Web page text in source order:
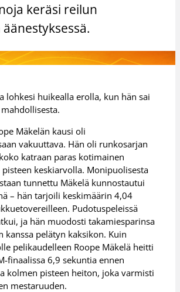
keräsi reilun
lohkesi huikealla erolla, kun hän sai
Mäkelän kausi oli
vakuuttava. Hän oli runkosarjan
katraan paras kotimainen
keskiarvolla. Monipuolisesta
tunnettu Mäkelä kunnostautui
– hän tarjoili keskimäärin 4,04
Pudotuspeleissä
ja hän muodosti takamiesparinsa
kanssa pelätyn kaksikon. Kuin
pelikaudelleen Roope Mäkelä heitti
finaalissa 6,9 sekuntia ennen
kolmen pisteen heiton, joka varmisti
mestaruuden.